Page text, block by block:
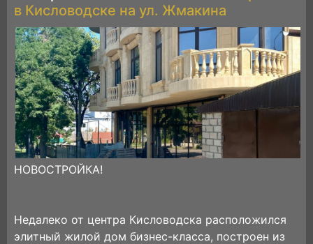
в Кисловодске на ул. Жмакина
НОВОСТРОЙКА!
Недалеко от центра Кисловодска расположился
элитный жилой дом бизнес-класса, построен из